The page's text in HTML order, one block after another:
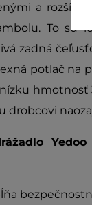
a
To sú
zadná
potlač na
drobcovi
Yedoo